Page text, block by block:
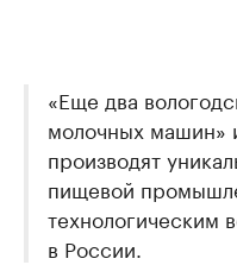
«Еще два
молочных машин»
производят
пищевой
технологическим
в России.